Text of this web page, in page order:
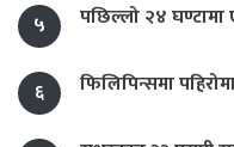
५
पछिल्लो २४ घण्टामा
६ फिलिपिन्समा